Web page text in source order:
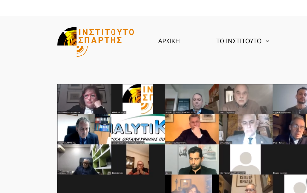
ΑΡΧΙΚΗ ΤΟ ΙΝΣΤΙΤΟΎΤΟ